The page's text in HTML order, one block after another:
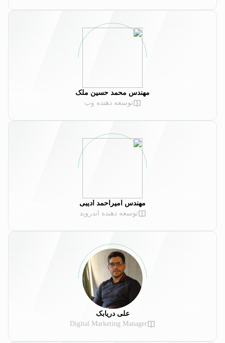
مهندس محمد حسین ملک
توسعه دهنده وب
مهندس امیراحمد ادیبی
توسعه دهنده اندروید
علی دریابک
Digital Marketing Manager